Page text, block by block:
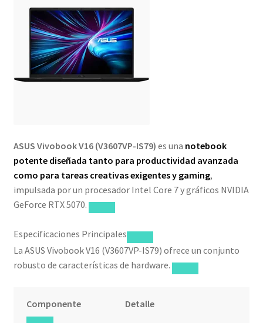
ASUS Vivobook V16 (V3607VP-IS79) es una notebook
potente diseñada tanto para productividad avanzada
como para tareas creativas exigentes y gaming,
impulsada por un procesador Intel Core 7 y gráficos NVIDIA
GeForce RTX 5070.
Especificaciones Principales
La ASUS Vivobook V16 (V3607VP-IS79) ofrece un conjunto
robusto de características de hardware.
Componente Detalle